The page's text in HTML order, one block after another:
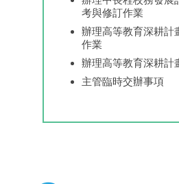
考與修訂作業
辦理高等教育深耕計
作業
辦理高等教育深耕計
主管臨時交辦事項